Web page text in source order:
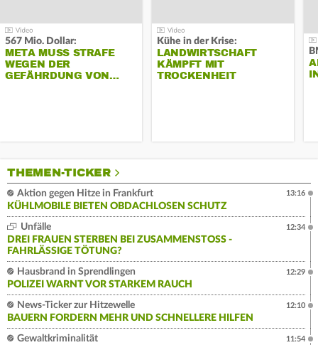
567 Mio. Dollar:
META MUSS STRAFE
WEGEN DER
GEFÄHRDUNG VON…
Kühe in der Krise:
LANDWIRTSCHAFT
KÄMPFT MIT
TROCKENHEIT
THEMEN-TICKER
Aktion gegen Hitze in Frankfurt
KÜHLMOBILE BIETEN OBDACHLOSEN SCHUTZ
13:16
Unfälle
DREI FRAUEN STERBEN BEI ZUSAMMENSTOSS - F
AHRLÄSSIGE TÖTUNG?
12:34
Hausbrand in Sprendlingen
POLIZEI WARNT VOR STARKEM RAUCH
12:29
News-Ticker zur Hitzewelle
BAUERN FORDERN MEHR UND SCHNELLERE HILFEN
12:10
Gewaltkriminalität
11:54